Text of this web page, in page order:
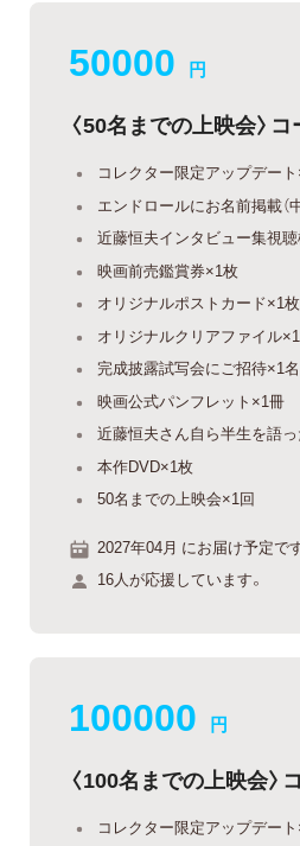
50000 円
〈50名までの上映会〉コ
コレクター限定アップデー
エンドロールにお名前掲載（
近藤恒夫インタビュー集視聴
映画前売鑑賞券×1枚
オリジナルポストカード×1枚
オリジナルクリアファイル
完成披露試写会にご招待×1名
映画公式パンフレット×1冊
近藤恒夫さん自ら半生を語
本作DVD×1枚
50名までの上映会×1回
2027年04月 にお届け予定です
16人が応援しています。
100000 円
〈100名までの上映会〉
コレクター限定アップデー